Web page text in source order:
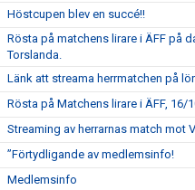
Höstcupen blev en succé!!
Rösta på matchens lirare i ÄFF på
Torslanda.
Länk att streama herrmatchen på
Rösta på Matchens lirare i ÄFF, 16/
Streaming av herrarnas match mot
”Förtydligande av medlemsinfo!
Medlemsinfo